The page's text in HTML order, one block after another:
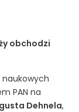
obchodzi
naukowych
PAN na
Dehnela,